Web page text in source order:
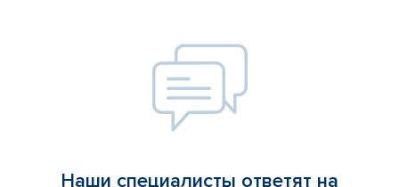
Наши специалисты ответят на